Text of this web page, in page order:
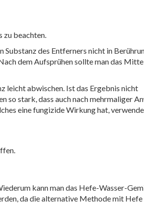
zu beachten.
des Entferners nicht in
dem Aufsprühen sollte man das
leicht abwischen. Ist das Ergebnis nicht
so stark, dass auch nach mehrmaliger
eine fungizide Wirkung hat,
kann man das Hefe-Wasser-
da die alternative Methode mit